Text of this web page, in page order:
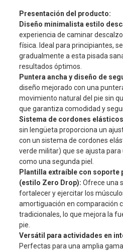
Presentación del producto:
Diseño minimalista estilo
experiencia de caminar
física. Ideal para principiantes,
gradualmente a esta pisada
resultados óptimos.
Puntera ancha y diseño de
diseño mejorado con una
movimiento natural del pie sin
que garantiza comodidad y
Sistema de cordones
sin lengüeta proporciona un
con un sistema de cordones
verde militar) que se ajusta para
como una segunda piel.
Plantilla extraíble con soporte
(estilo Zero Drop): Ofrece una
fortalecer y ejercitar los
amortiguación en comparación
tradicionales, lo que mejora la
pie.
Versátil para actividades en
Perfectas para una amplia